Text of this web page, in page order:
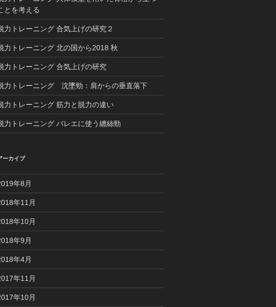
とを考える
力トレーニング 合気上げの研究２
力トレーニング 北の国から2018 秋
力トレーニング 合気上げの研究
力トレーニング 沈墜勁：肩からの垂直落下
力トレーニング 筋力と脱力の違い
力トレーニング バレエに使う纏絲勁
ーカイブ
年8月
年11月
年10月
年9月
年4月
年11月
年10月